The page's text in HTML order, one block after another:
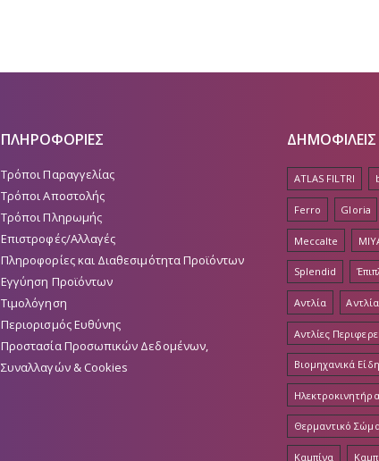
ΠΛΗΡΟΦΟΡΙΕΣ
Τρόποι Παραγγελίας
Τρόποι Αποστολής
Τρόποι Πληρωμής
Επιστροφές/Αλλαγές
Πληροφορίες και Διαθεσιμότητα Προϊόντων
Εγγύηση Προϊόντων
Τιμολόγηση
Περιορισμός Ευθύνης
Προστασία Προσωπικών Δεδομένων,
Συναλλαγών & Cookies
ΔΗΜΟΦΙΛΕΙΣ
ATLAS FILTRI
Ferro Gloria
Meccalte
Splendid
Αντλία
Αντλίες
Βιομηχανικά Είδη
Θερμαντικό
Καμπίνα